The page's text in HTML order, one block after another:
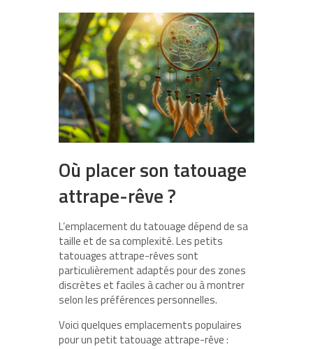
Où placer son tatouage
attrape-rêve ?
L’emplacement du tatouage dépend de sa
taille et de sa complexité. Les petits
tatouages attrape-rêves sont
particulièrement adaptés pour des zones
discrètes et faciles à cacher ou à montrer
selon les préférences personnelles.
Voici quelquesemplacements populaires
pour un petit tatouage attrape-rêve :